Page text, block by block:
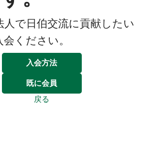
人で日伯交流に貢献したい
ください。
入会方法
既に会員
戻る